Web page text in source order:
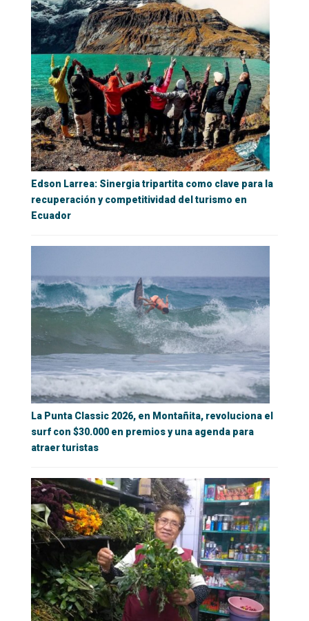
Edson Larrea: Sinergia tripartita como clave para la
recuperación y competitividad del turismo en
Ecuador
La Punta Classic 2026, en Montañita, revoluciona el
surf con $30.000 en premios y una agenda para
atraer turistas